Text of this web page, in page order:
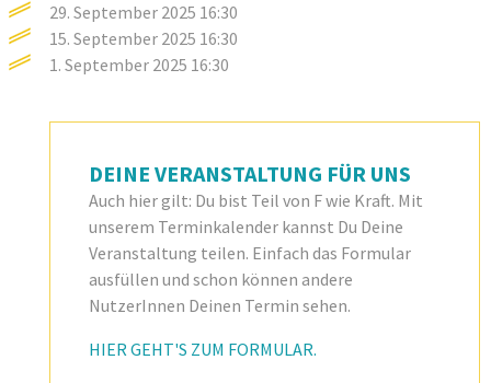
29. September 2025 16:30
15. September 2025 16:30
1. September 2025 16:30
DEINE VERANSTALTUNG FÜR UNS
Auch hier gilt: Du bist Teil von F wie Kraft. Mit
unserem Terminkalender kannst Du Deine
Veranstaltung teilen. Einfach das Formular
ausfüllen und schon können andere
NutzerInnen Deinen Termin sehen.
HIER GEHT'S ZUM FORMULAR.